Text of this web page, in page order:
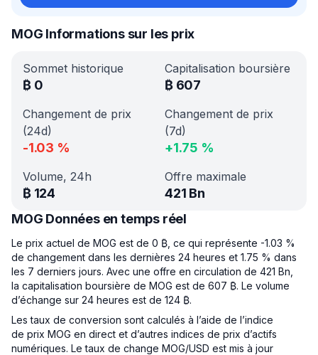
MOG Informations sur les prix
Sommet historique
₿ 0
Capitalisation boursière
₿ 607
Changement de prix
(24d)
-1.03 %
Changement de prix
(7d)
+1.75 %
Volume, 24h
₿ 124
Offre maximale
421 Bn
MOG Données en temps réel
Le prix actuel de MOG est de 0 ₿, ce qui représente -1.03 %
de changement dans les dernières 24 heures et 1.75 % dans
les 7 derniers jours. Avec une offre en circulation de 421 Bn,
la capitalisation boursière de MOG est de 607 ₿. Le volume
d’échange sur 24 heures est de 124 ₿.
Les taux de conversion sont calculés à l’aide de l’indice
de prix MOG en direct et d’autres indices de prix d’actifs
numériques. Le taux de change MOG/USD est mis à jour